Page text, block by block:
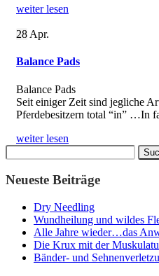
weiter lesen
28 Apr.
Balance Pads
Balance Pads
Seit einiger Zeit sind jegliche
Pferdebesitzern total “in” …In
weiter lesen
Suchen
nach:
Neueste Beiträge
Dry Needling
Wundheilung und wildes
Alle Jahre wieder…das
Die Krux mit der
Bänder- und